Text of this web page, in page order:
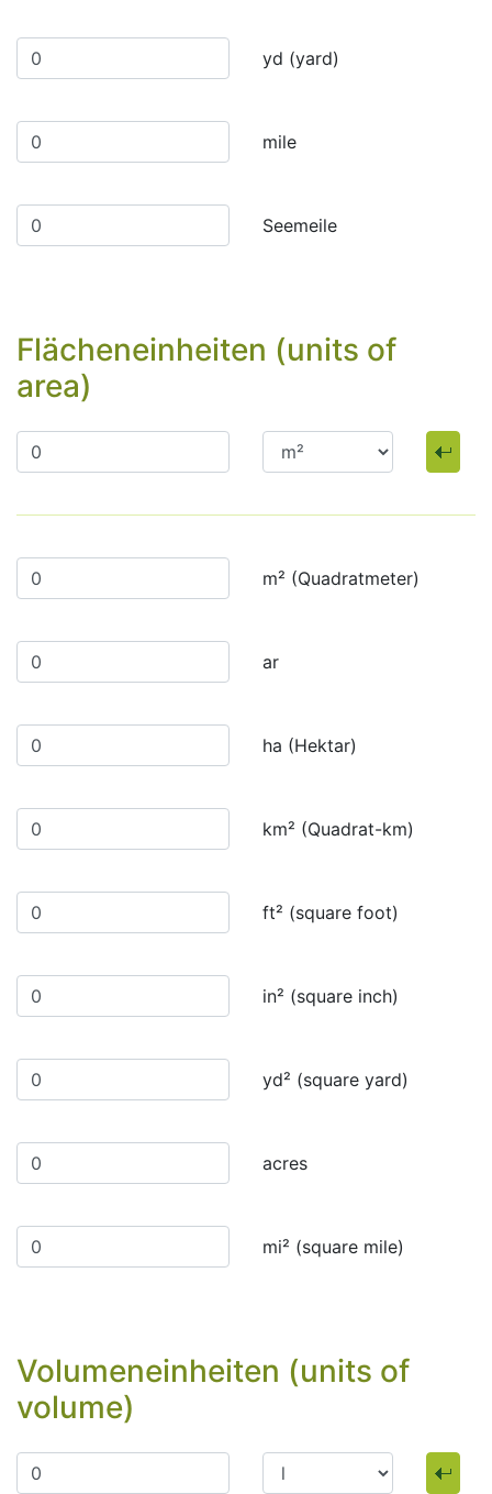
yd (yard)
mile
Seemeile
Flächeneinheiten (units of
area)
m² (Quadratmeter)
ar
ha (Hektar)
km² (Quadrat-km)
ft² (square foot)
in² (square inch)
yd² (square yard)
acres
mi² (square mile)
Volumeneinheiten (units of
volume)